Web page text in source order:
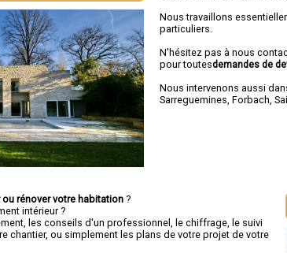
Nous travaillons
particuliers.
N'hésitez pas à nous
pour toutesdemandes de
Nous intervenons aussi
Sarreguemines,Forbach,
rénover votre habitation ?
intérieur ?
les conseils d'un professionnel, le chiffrage, le suivi
chantier, ou simplement les plans de votre projet de votre